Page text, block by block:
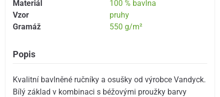
Materiál
100 % bavlna
Vzor
pruhy
Gramáž
550 g/m²
Popis
Kvalitní bavlněné ručníky a osušky od výrobce Vandyck.
Bílý základ v kombinaci s béžovými proužky barvy